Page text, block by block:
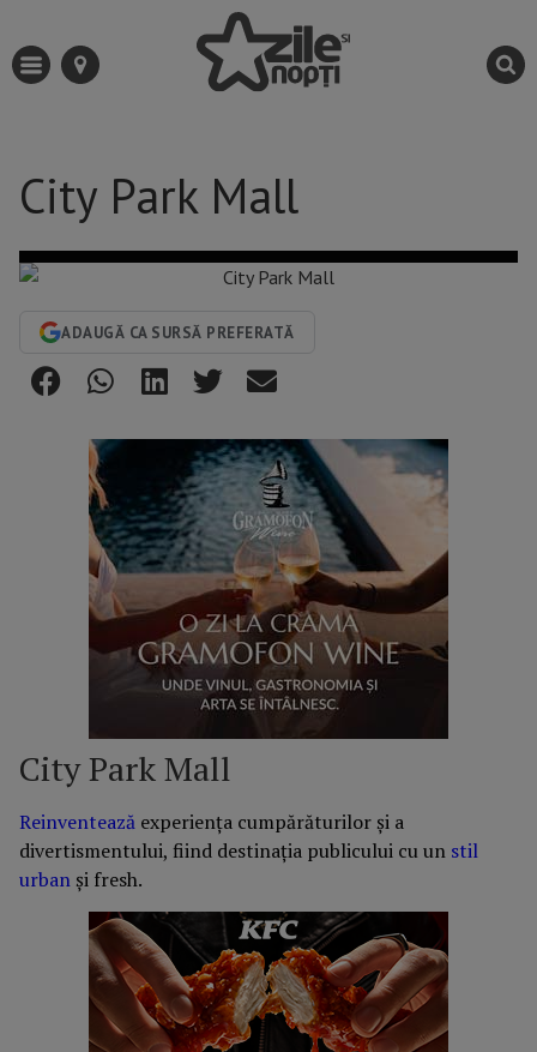
City Park Mall
ADAUGĂ CA SURSĂ PREFERATĂ
City Park Mall
Reinventează experiența cumpărăturilor și a
divertismentului, fiind destinația publicului cu un stil
urban și fresh.